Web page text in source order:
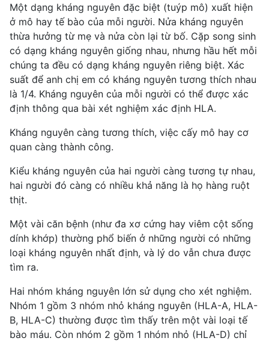
Một dạng kháng nguyên đặc biệt (tuýp mô) xuất hiện
ở mô hay tế bào của mỗi người. Nửa kháng nguyên
thừa hưởng từ mẹ và nửa còn lại từ bố. Cặp song sinh
có dạng kháng nguyên giống nhau, nhưng hầu hết mỗi
chúng ta đều có dạng kháng nguyên riêng biệt. Xác
suất để anh chị em có kháng nguyên tương thích nhau
là 1/4. Kháng nguyên của mỗi người có thể được xác
định thông qua bài xét nghiệm xác định HLA.
Kháng nguyên càng tương thích, việc cấy mô hay cơ
quan càng thành công.
Kiểu kháng nguyên của hai người càng tương tự nhau,
hai người đó càng có nhiều khả năng là họ hàng ruột
thịt.
Một vài căn bệnh (như đa xơ cứng hay viêm cột sống
dính khớp) thường phổ biến ở những người có những
loại kháng nguyên nhất định, và lý do vẫn chưa được
tìm ra.
Hai nhóm kháng nguyên lớn sử dụng cho xét nghiệm.
Nhóm 1 gồm 3 nhóm nhỏ kháng nguyên (HLA-A, HLA-
B, HLA-C) thường được tìm thấy trên một vài loại tế
bào máu. Còn nhóm 2 gồm 1 nhóm nhỏ (HLA-D) chỉ